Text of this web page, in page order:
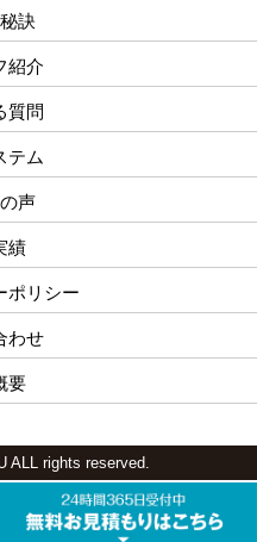
訣
紹介
質問
テム
声
績
ポリシー
わせ
要
ALL rights reserved.